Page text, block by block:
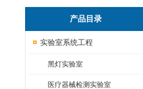
产品目录
实验室系统工程
黑灯实验室
医疗器械检测实验室